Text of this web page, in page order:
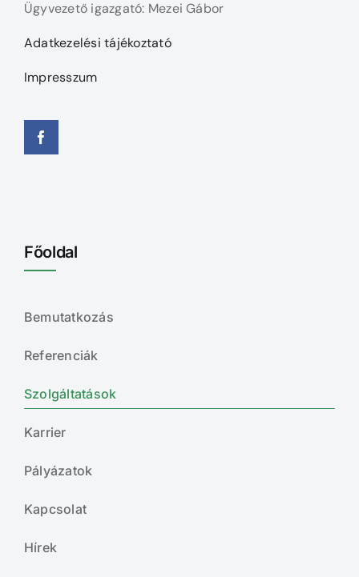
Ügyvezető igazgató: Mezei Gábor
Adatkezelési tájékoztató
Impresszum
Főoldal
Bemutatkozás
Referenciák
Szolgáltatások
Karrier
Pályázatok
Kapcsolat
Hírek